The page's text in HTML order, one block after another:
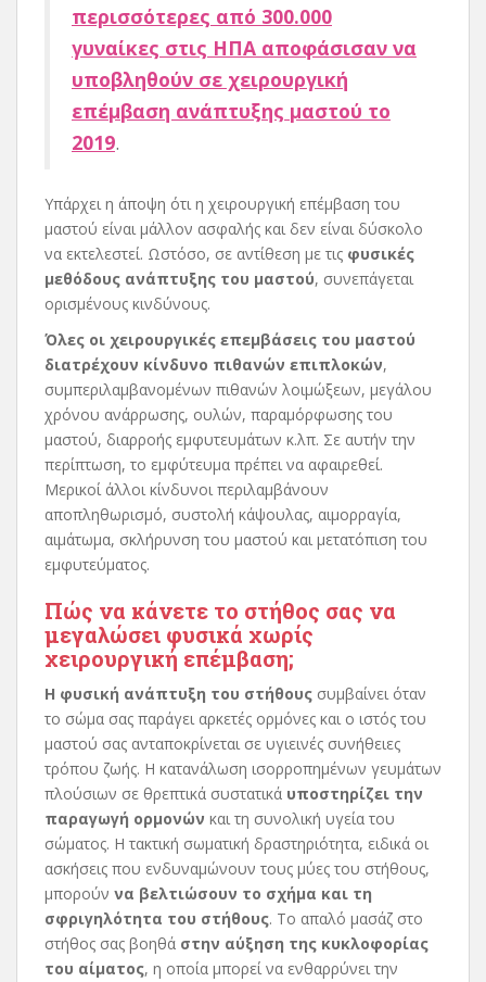
περισσότερες από 300.000
γυναίκες στις ΗΠΑ αποφάσισαν να
υποβληθούν σε χειρουργική
επέμβαση ανάπτυξης μαστού το
2019.
Υπάρχει η άποψη ότι η χειρουργική επέμβαση του
μαστού είναι μάλλον ασφαλής και δεν είναι δύσκολο
να εκτελεστεί. Ωστόσο, σε αντίθεση με τις φυσικές
μεθόδους ανάπτυξης του μαστού, συνεπάγεται
ορισμένους κινδύνους.
Όλες οι χειρουργικές επεμβάσεις του μαστού
διατρέχουν κίνδυνο πιθανών επιπλοκών,
συμπεριλαμβανομένων πιθανών λοιμώξεων, μεγάλου
χρόνου ανάρρωσης, ουλών, παραμόρφωσης του
μαστού, διαρροής εμφυτευμάτων κ.λπ. Σε αυτήν την
περίπτωση, το εμφύτευμα πρέπει να αφαιρεθεί.
Μερικοί άλλοι κίνδυνοι περιλαμβάνουν
αποπληθωρισμό, συστολή κάψουλας, αιμορραγία,
αιμάτωμα, σκλήρυνση του μαστού και μετατόπιση του
εμφυτεύματος.
Πώς να κάνετε το στήθος σας να
μεγαλώσει φυσικά χωρίς
χειρουργική επέμβαση;
Η φυσική ανάπτυξη του στήθους συμβαίνει όταν
το σώμα σας παράγει αρκετές ορμόνες και ο ιστός του
μαστού σας ανταποκρίνεται σε υγιεινές συνήθειες
τρόπου ζωής. Η κατανάλωση ισορροπημένων γευμάτων
πλούσιων σε θρεπτικά συστατικά υποστηρίζει την
παραγωγή ορμονών και τη συνολική υγεία του
σώματος. Η τακτική σωματική δραστηριότητα, ειδικά οι
ασκήσεις που ενδυναμώνουν τους μύες του στήθους,
μπορούν να βελτιώσουν το σχήμα και τη
σφριγηλότητα του στήθους. Το απαλό μασάζ στο
στήθος σας βοηθά στην αύξηση της κυκλοφορίας
του αίματος, η οποία μπορεί να ενθαρρύνει την